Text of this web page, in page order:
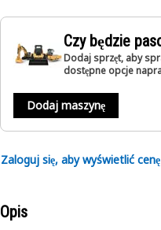
Czy będzie
Dodaj sprzęt, aby
dostępne opcje
Dodaj maszynę
Zaloguj się, aby wyświetlić
Opis